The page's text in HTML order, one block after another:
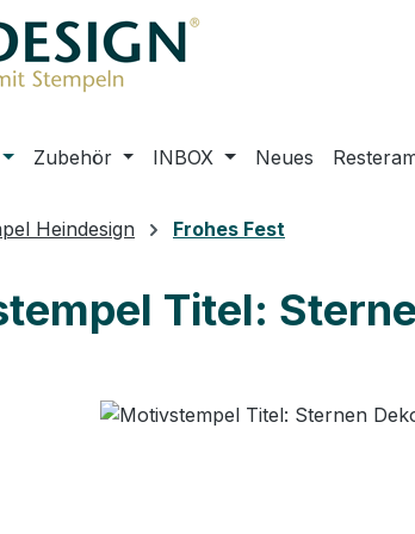
springen
Zubehör INBOX Neues
Heindesign Frohes Fest
Titel: